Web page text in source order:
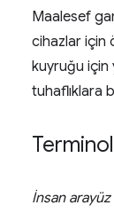
Maalesef
cihazlar için
kuyruğu için
tuhaflıklara
İnsan arayüz